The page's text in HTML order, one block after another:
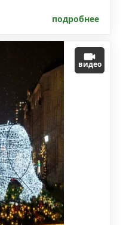
подробнее
видео